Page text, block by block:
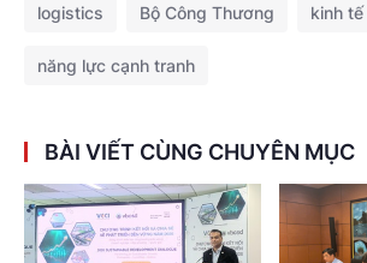
logistics Bộ Công Thương kinh
năng lực cạnh tranh
BÀI VIẾT CÙNG CHUYÊN MỤC